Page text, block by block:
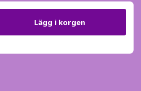
Lägg i korgen